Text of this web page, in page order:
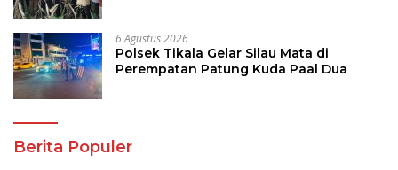
6 Agustus 2026
Polsek Tikala Gelar Silau Mata di
Perempatan Patung Kuda Paal Dua
Berita Populer